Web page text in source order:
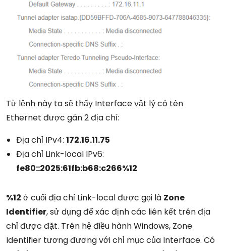
Từ lệnh này ta sẽ thấy Interface vật lý có tên
Ethernet được gán 2 địa chỉ:
Địa chỉ IPv4: 172.16.11.75
Địa chỉ Link-local IPv6:
fe80::2025:61fb:b68:c266%12
%12 ở cuối địa chỉ Link-local được gọi là Zone
Identifier, sử dụng để xác định các liên kết trên địa
chỉ được đặt. Trên hệ điều hành Windows, Zone
Identifier tương đương với chỉ mục của Interface. Có